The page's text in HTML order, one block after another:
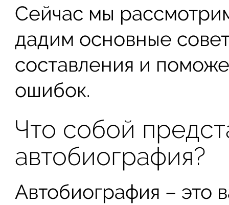
Сейчас мы
дадим основные
составления и
ошибок.
Что собой
автобиография?
Автобиография – это